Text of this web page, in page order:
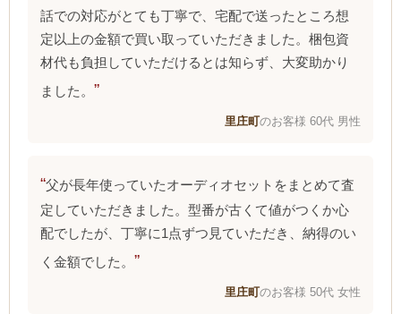
話での対応がとても丁寧で、宅配で送ったところ想
定以上の金額で買い取っていただきました。梱包資
材代も負担していただけるとは知らず、大変助かり
ました。
里庄町のお客様 60代 男性
父が長年使っていたオーディオセットをまとめて査
定していただきました。型番が古くて値がつくか心
配でしたが、丁寧に1点ずつ見ていただき、納得のい
く金額でした。
里庄町のお客様 50代 女性